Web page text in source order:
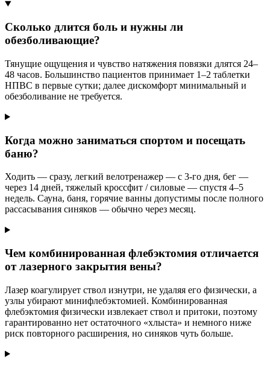
Сколько длится боль и нужны ли
обезболивающие?
Тянущие ощущения и чувство натяжения повязки длятся 24–
48 часов. Большинство пациентов принимает 1–2 таблетки
НПВС в первые сутки; далее дискомфорт минимальный и
обезболивание не требуется.
Когда можно заниматься спортом и посещать
баню?
Ходить — сразу, легкий велотренажер — с 3-го дня, бег —
через 14 дней, тяжелый кроссфит / силовые — спустя 4–5
недель. Сауна, баня, горячие ванны допустимы после полного
рассасывания синяков — обычно через месяц.
Чем комбинированная флебэктомия отличается
от лазерного закрытия вены?
Лазер коагулирует ствол изнутри, не удаляя его физически, а
узлы убирают минифлебэктомией. Комбинированная
флебэктомия физически извлекает ствол и притоки, поэтому
гарантированно нет остаточного «хлыста» и немного ниже
риск повторного расширения, но синяков чуть больше.